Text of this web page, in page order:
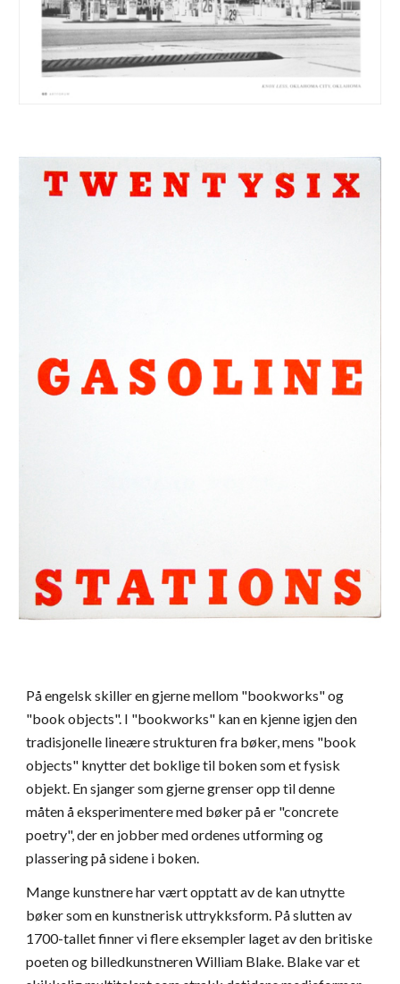
På engelsk skiller en gjerne mellom "bookworks" og
"book objects". I "bookworks" kan en kjenne igjen den
tradisjonelle lineære strukturen fra bøker, mens "book
objects" knytter det boklige til boken som et fysisk
objekt. En sjanger som gjerne grenser opp til denne
måten å eksperimentere med bøker på er "concrete
poetry", der en jobber med ordenes utforming og
plassering på sidene i boken.
Mange kunstnere har vært opptatt av de kan utnytte
bøker som en kunstnerisk uttrykksform. På slutten av
1700-tallet finner vi flere eksempler laget av den britiske
poeten og billedkunstneren William Blake. Blake var et